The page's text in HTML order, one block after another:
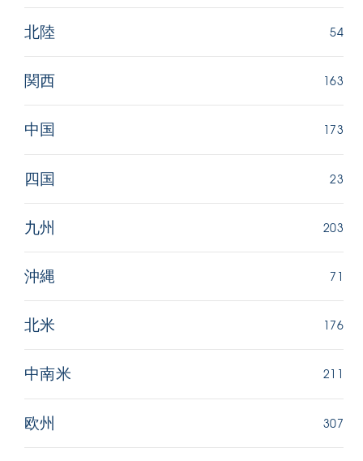
北陸 54
関西 163
中国 173
四国 23
九州 203
沖縄 71
北米 176
中南米 211
欧州 307